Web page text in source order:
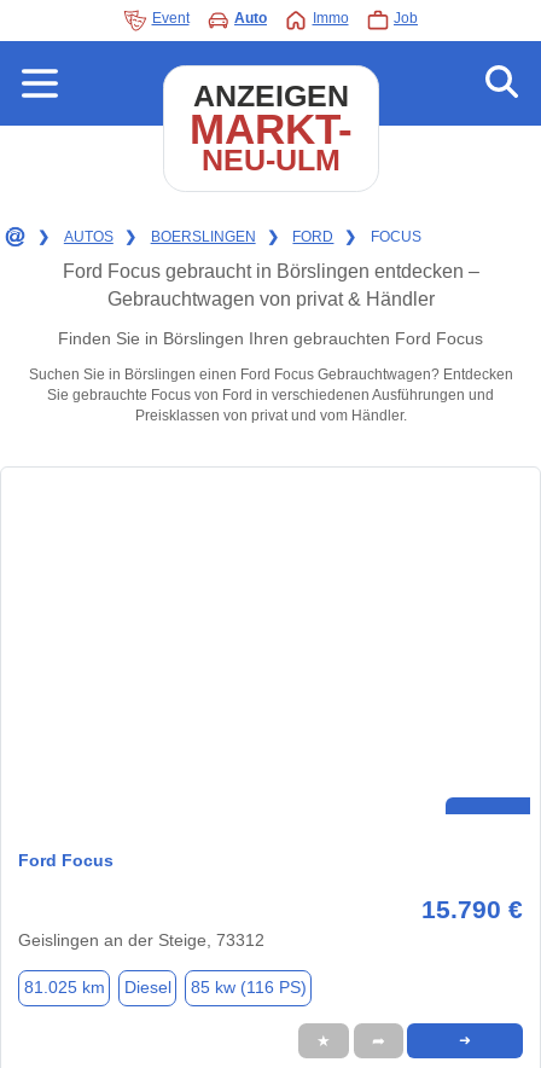
Event Auto Immo Job
ANZEIGEN
MARKT-
NEU-ULM
❯ AUTOS ❯ BOERSLINGEN ❯ FORD ❯ FOCUS
Ford Focus gebraucht in Börslingen entdecken –
Gebrauchtwagen von privat & Händler
Finden Sie in Börslingen Ihren gebrauchten Ford Focus
Suchen Sie in Börslingen einen Ford Focus Gebrauchtwagen? Entdecken
Sie gebrauchte Focus von Ford in verschiedenen Ausführungen und
Preisklassen von privat und vom Händler.
Ford Focus
15.790 €
Geislingen an der Steige, 73312
81.025 km Diesel 85 kw (116 PS)
★ ➦ ➜